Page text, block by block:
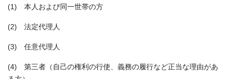
(1) 本人および同一世帯の方
(2) 法定代理人
(3) 任意代理人
(4) 第三者（自己の権利の行使、義務の履行など正当な理由があ